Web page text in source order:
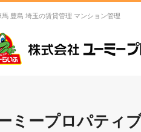
馬 豊島 埼玉の賃貸管理 マンション管理
ミープロパティ